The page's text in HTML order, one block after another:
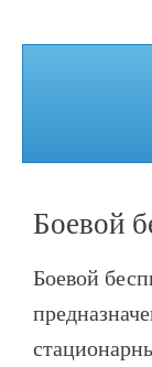
Боевой
Боевой